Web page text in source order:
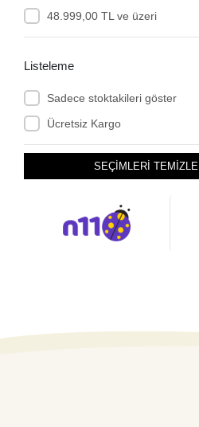
48.999,00 TL ve üzeri
Listeleme
Sadece stoktakileri göster
Ücretsiz Kargo
SEÇİMLERİ TEMİZLE